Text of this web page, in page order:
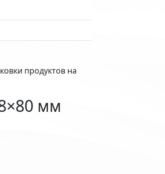
продуктов на
мм